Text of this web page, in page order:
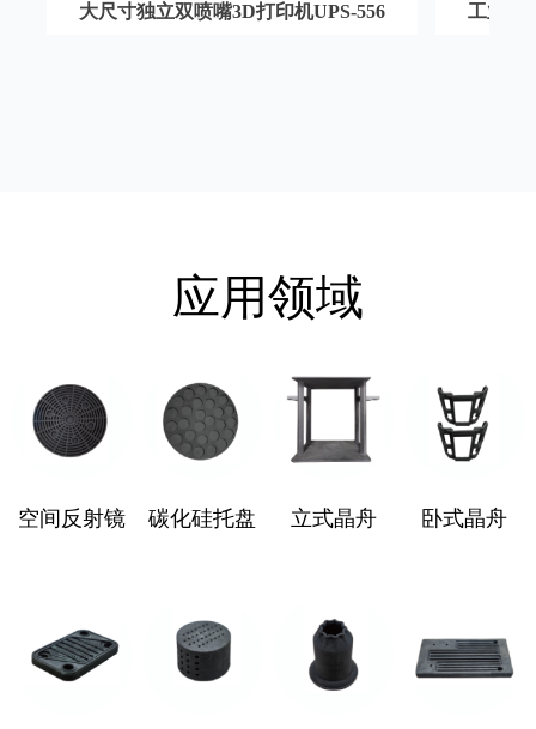
大尺寸独立双喷嘴3D打印机UPS-556 工业型
应用领域
空间反射镜 碳化硅托盘 立式晶舟 卧式晶舟